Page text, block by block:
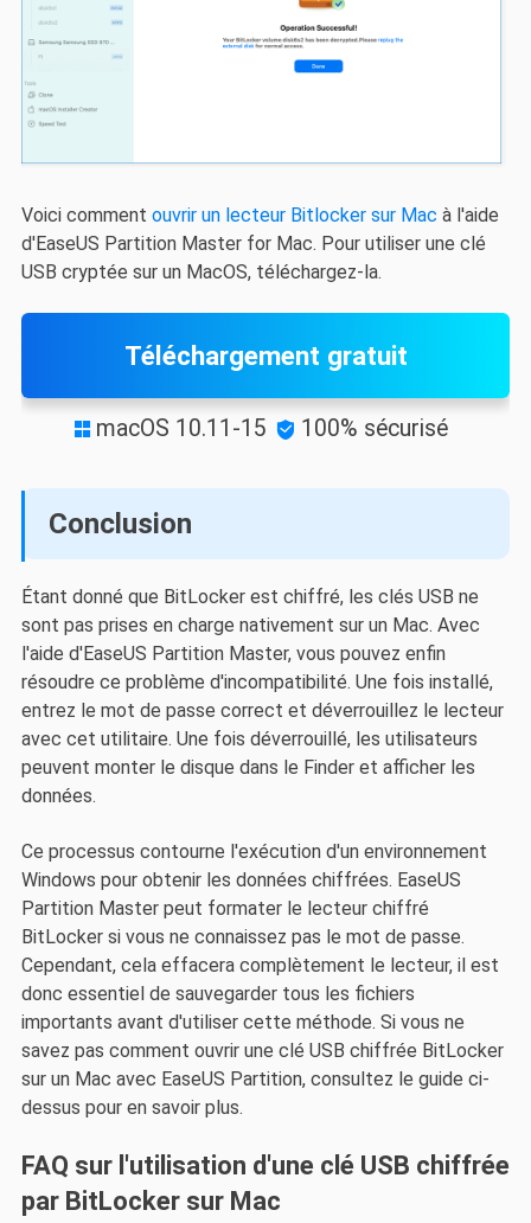
Voici comment ouvrir un lecteur Bitlocker sur Mac à l'aide
d'EaseUS Partition Master for Mac. Pour utiliser une clé
USB cryptée sur un MacOS, téléchargez-la.
Téléchargement gratuit
 macOS 10.11-15  100% sécurisé
Conclusion
Étant donné que BitLocker est chiffré, les clés USB ne
sont pas prises en charge nativement sur un Mac. Avec
l'aide d'EaseUS Partition Master, vous pouvez enfin
résoudre ce problème d'incompatibilité. Une fois installé,
entrez le mot de passe correct et déverrouillez le lecteur
avec cet utilitaire. Une fois déverrouillé, les utilisateurs
peuvent monter le disque dans le Finder et afficher les
données.
Ce processus contourne l'exécution d'un environnement
Windows pour obtenir les données chiffrées. EaseUS
Partition Master peut formater le lecteur chiffré
BitLocker si vous ne connaissez pas le mot de passe.
Cependant, cela effacera complètement le lecteur, il est
donc essentiel de sauvegarder tous les fichiers
importants avant d'utiliser cette méthode. Si vous ne
savez pas comment ouvrir une clé USB chiffrée BitLocker
sur un Mac avec EaseUS Partition, consultez le guide ci-
dessus pour en savoir plus.
FAQ sur l'utilisation d'une clé USB chiffrée
par BitLocker sur Mac